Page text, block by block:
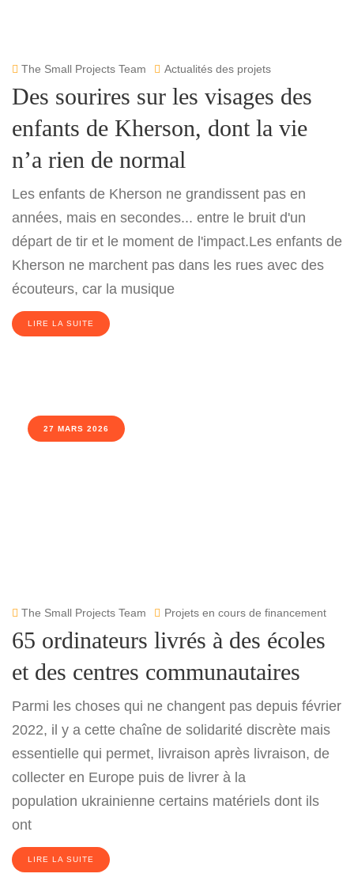
The Small Projects Team Actualités des projets
Des sourires sur les visages des
enfants de Kherson, dont la vie
n’a rien de normal
Les enfants de Kherson ne grandissent pas en
années, mais en secondes... entre le bruit d'un
départ de tir et le moment de l'impact.Les enfants de
Kherson ne marchent pas dans les rues avec des
écouteurs, car la musique
LIRE LA SUITE
27 MARS 2026
The Small Projects Team Projets en cours de financement
65 ordinateurs livrés à des écoles
et des centres communautaires
Parmi les choses qui ne changent pas depuis février
2022, il y a cette chaîne de solidarité discrète mais
essentielle qui permet, livraison après livraison, de
collecter en Europe puis de livrer à la
population ukrainienne certains matériels dont ils
ont
LIRE LA SUITE